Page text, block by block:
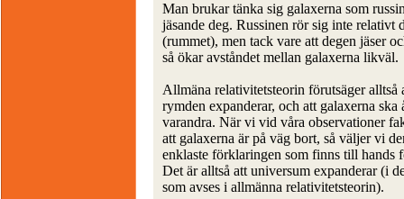
Man brukar tänka sig galaxerna som
jäsande deg. Russinen rör sig inte relativt
(rummet), men tack vare att degen jäser
så ökar avståndet mellan galaxerna likväl.
Allmäna relativitetsteorin förutsäger alltså
rymden expanderar, och att galaxerna ska
varandra. När vi vid våra observationer
att galaxerna är på väg bort, så väljer vi
enklaste förklaringen som finns till hands
Det är alltså att universum expanderar (i
som avses i allmänna relativitetsteorin).